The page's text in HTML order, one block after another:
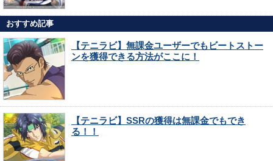
おすすめ記事
【テニラビ】無課金ユーザーでもビートストー
ンを獲得できる方法がここに！
【テニラビ】SSRの獲得は無課金でもでき
る！！